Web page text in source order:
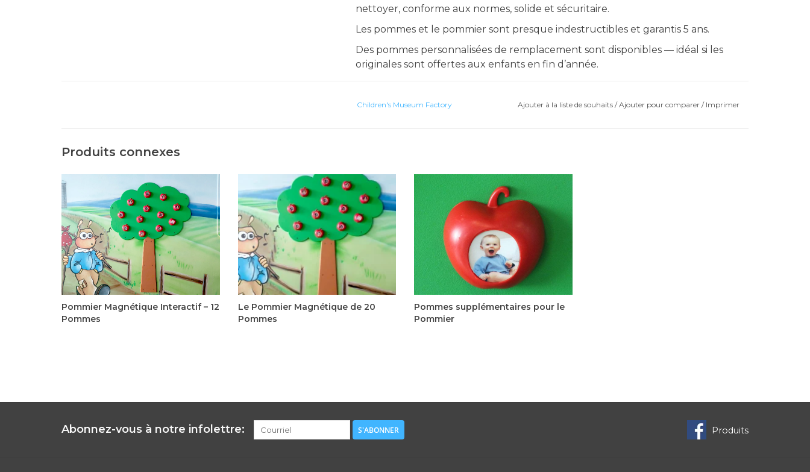
nettoyer, conforme aux normes, solide et sécuritaire.
Les pommes et le pommier sont presque indestructibles et garantis 5 ans.
Des pommes personnalisées de remplacement sont disponibles — idéal si les
originales sont offertes aux enfants en fin d’année.
Children's Museum Factory Ajouter à la liste de souhaits/Ajouter pour comparer / Imprimer
Produits connexes
12 pommes magnétiques amovibles.
Chaque pomme peut afficher la photo
d’un enfant. Idéal pour l’accueil en
garderie. Ludique, interactif, solide, facile à
nettoyer et à installer.
Pommier Magnétique Interactif – 12
Pommes
Ce pommier magnétique, est disponible
en version 12, 16 ou 20 pommes, fait en
plastique HDPE on peut y apposer des
pommes personnalisables à l’aide d'une
photo. Les pommes et les photos sont
virtuellement indestructibles. Jouet
éducatif utilisé comme pr
Le Pommier Magnétique de 20
Pommes
supplémentaires pour les pommiers
magnétiques. Pommes magnétiques
additionnelles pouvant être utilisées avec
ou sans pommier magnétique.
Indestructible, la pomme magnétique
tient sur toute surface métallique. Les
pom
Pommes supplémentaires pour le
Pommier
Abonnez-vous à notre infolettre: S'ABONNER Produits